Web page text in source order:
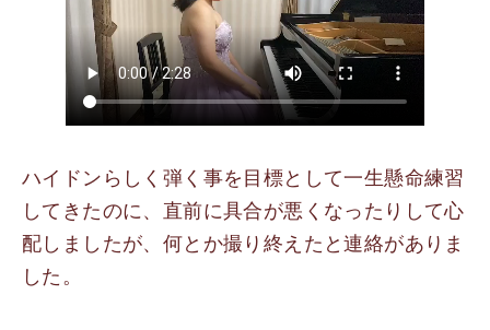
ハイドンらしく弾く事を目標として一生懸命練習
してきたのに、直前に具合が悪くなったりして心
配しましたが、何とか撮り終えたと連絡がありま
した。